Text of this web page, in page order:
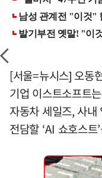
[서울=뉴시스] 오동
기업 이스트소프트
자동차 세일즈, 사
전담할 ‘AI 쇼호스